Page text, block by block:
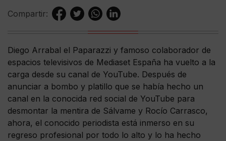
Compartir:
Diego Arrabal el Paparazzi y famoso colaborador de
espacios televisivos de Mediaset España ha vuelto a la
carga desde su canal de YouTube. Después de
anunciar a bombo y platillo que se había hecho un
canal en la conocida red social de YouTube para
desmontar la mentira de Sálvame y Rocío Carrasco,
ahora, el conocido periodista está inmerso en su
regreso profesional por todo lo alto y lo ha hecho